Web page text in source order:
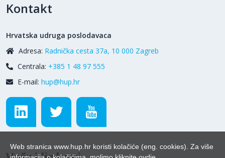
Kontakt
Hrvatska udruga poslodavaca
Adresa: Radnička cesta 37a, 10 000 Zagreb
Centrala: +385 1 48 97 555
E-mail: hup@hup.hr
Web stranica www.hup.hr koristi kolačiće (eng. cookies). Za više